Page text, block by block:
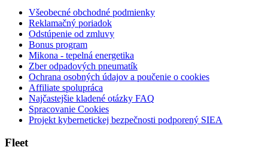
Všeobecné obchodné podmienky
Reklamačný poriadok
Odstúpenie od zmluvy
Bonus program
Mikona - tepelná energetika
Zber odpadových pneumatík
Ochrana osobných údajov a poučenie o cookies
Affiliate spolupráca
Najčastejšie kladené otázky FAQ
Spracovanie Cookies
Projekt kybernetickej bezpečnosti podporený SIEA
Fleet